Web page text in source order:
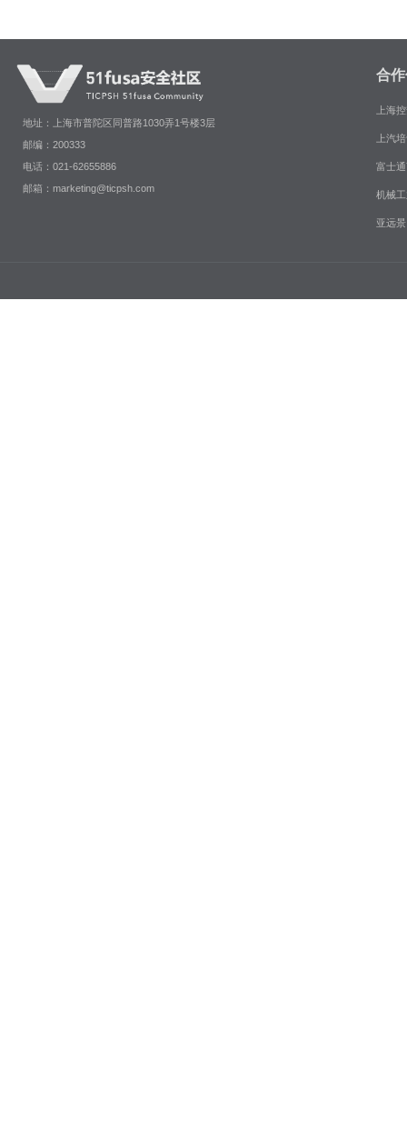
地址：上海市普陀区同普路1030弄1号楼3层
邮编：200333
电话：021-62655886
邮箱：marketing@ticpsh.com
合
上海
上汽
富士
机械
亚远景